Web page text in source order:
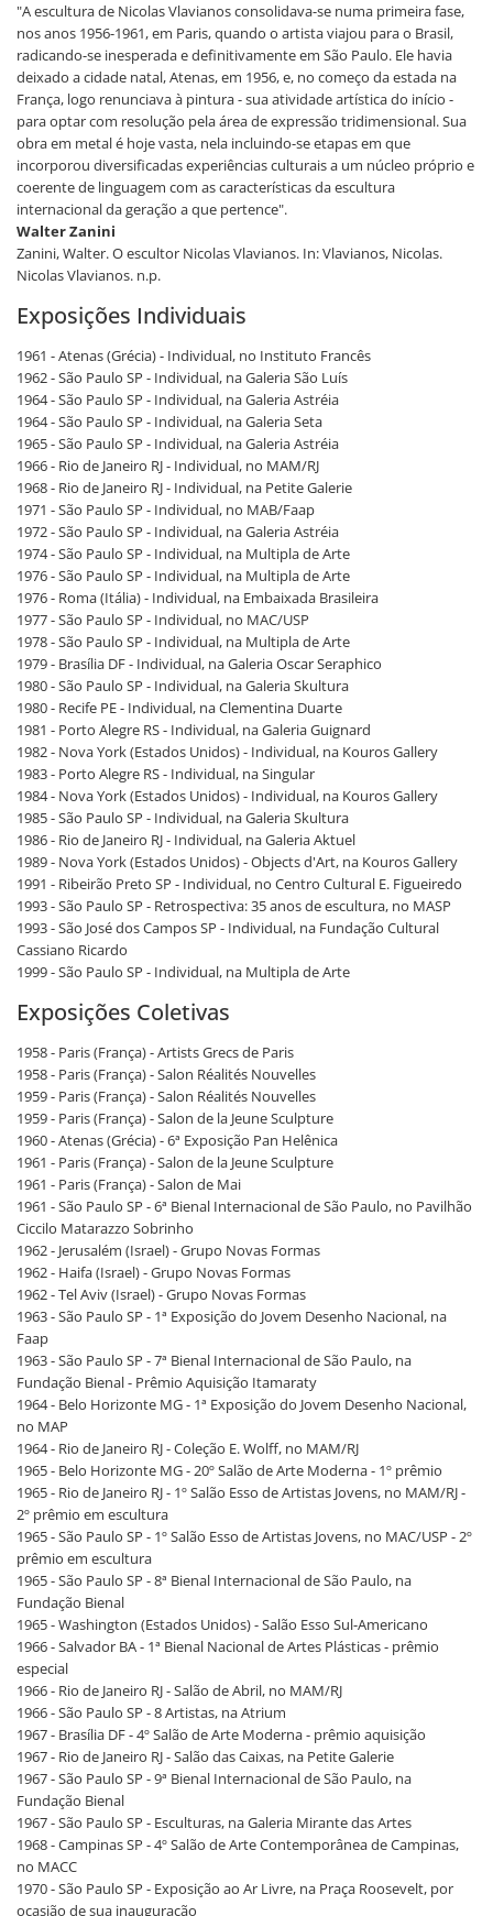
"A escultura de Nicolas Vlavianos consolidava-se numa primeira fase,
nos anos 1956-1961, em Paris, quando o artista viajou para o Brasil,
radicando-se inesperada e definitivamente em São Paulo. Ele havia
deixado a cidade natal, Atenas, em 1956, e, no começo da estada na
França, logo renunciava à pintura - sua atividade artística do início -
para optar com resolução pela área de expressão tridimensional. Sua
obra em metal é hoje vasta, nela incluindo-se etapas em que
incorporou diversificadas experiências culturais a um núcleo próprio e
coerente de linguagem com as características da escultura
internacional da geração a que pertence".
Walter Zanini
Zanini, Walter. O escultor Nicolas Vlavianos. In: Vlavianos, Nicolas.
Nicolas Vlavianos. n.p.
Exposições Individuais
1961 - Atenas (Grécia) - Individual, no Instituto Francês
1962 - São Paulo SP - Individual, na Galeria São Luís
1964 - São Paulo SP - Individual, na Galeria Astréia
1964 - São Paulo SP - Individual, na Galeria Seta
1965 - São Paulo SP - Individual, na Galeria Astréia
1966 - Rio de Janeiro RJ - Individual, no MAM/RJ
1968 - Rio de Janeiro RJ - Individual, na Petite Galerie
1971 - São Paulo SP - Individual, no MAB/Faap
1972 - São Paulo SP - Individual, na Galeria Astréia
1974 - São Paulo SP - Individual, na Multipla de Arte
1976 - São Paulo SP - Individual, na Multipla de Arte
1976 - Roma (Itália) - Individual, na Embaixada Brasileira
1977 - São Paulo SP - Individual, no MAC/USP
1978 - São Paulo SP - Individual, na Multipla de Arte
1979 - Brasília DF - Individual, na Galeria Oscar Seraphico
1980 - São Paulo SP - Individual, na Galeria Skultura
1980 - Recife PE - Individual, na Clementina Duarte
1981 - Porto Alegre RS - Individual, na Galeria Guignard
1982 - Nova York (Estados Unidos) - Individual, na Kouros Gallery
1983 - Porto Alegre RS - Individual, na Singular
1984 - Nova York (Estados Unidos) - Individual, na Kouros Gallery
1985 - São Paulo SP - Individual, na Galeria Skultura
1986 - Rio de Janeiro RJ - Individual, na Galeria Aktuel
1989 - Nova York (Estados Unidos) - Objects d'Art, na Kouros Gallery
1991 - Ribeirão Preto SP - Individual, no Centro Cultural E. Figueiredo
1993 - São Paulo SP - Retrospectiva: 35 anos de escultura, no MASP
1993 - São José dos Campos SP - Individual, na Fundação Cultural
Cassiano Ricardo
1999 - São Paulo SP - Individual, na Multipla de Arte
Exposições Coletivas
1958 - Paris (França) - Artists Grecs de Paris
1958 - Paris (França) - Salon Réalités Nouvelles
1959 - Paris (França) - Salon Réalités Nouvelles
1959 - Paris (França) - Salon de la Jeune Sculpture
1960 - Atenas (Grécia) - 6ª Exposição Pan Helênica
1961 - Paris (França) - Salon de la Jeune Sculpture
1961 - Paris (França) - Salon de Mai
1961 - São Paulo SP - 6ª Bienal Internacional de São Paulo, no Pavilhão
Ciccilo Matarazzo Sobrinho
1962 - Jerusalém (Israel) - Grupo Novas Formas
1962 - Haifa (Israel) - Grupo Novas Formas
1962 - Tel Aviv (Israel) - Grupo Novas Formas
1963 - São Paulo SP - 1ª Exposição do Jovem Desenho Nacional, na
Faap
1963 - São Paulo SP - 7ª Bienal Internacional de São Paulo, na
Fundação Bienal - Prêmio Aquisição Itamaraty
1964 - Belo Horizonte MG - 1ª Exposição do Jovem Desenho Nacional,
no MAP
1964 - Rio de Janeiro RJ - Coleção E. Wolff, no MAM/RJ
1965 - Belo Horizonte MG - 20º Salão de Arte Moderna - 1º prêmio
1965 - Rio de Janeiro RJ - 1º Salão Esso de Artistas Jovens, no MAM/RJ -
2º prêmio em escultura
1965 - São Paulo SP - 1º Salão Esso de Artistas Jovens, no MAC/USP - 2º
prêmio em escultura
1965 - São Paulo SP - 8ª Bienal Internacional de São Paulo, na
Fundação Bienal
1965 - Washington (Estados Unidos) - Salão Esso Sul-Americano
1966 - Salvador BA - 1ª Bienal Nacional de Artes Plásticas - prêmio
especial
1966 - Rio de Janeiro RJ - Salão de Abril, no MAM/RJ
1966 - São Paulo SP - 8 Artistas, na Atrium
1967 - Brasília DF - 4º Salão de Arte Moderna - prêmio aquisição
1967 - Rio de Janeiro RJ - Salão das Caixas, na Petite Galerie
1967 - São Paulo SP - 9ª Bienal Internacional de São Paulo, na
Fundação Bienal
1967 - São Paulo SP - Esculturas, na Galeria Mirante das Artes
1968 - Campinas SP - 4º Salão de Arte Contemporânea de Campinas,
no MACC
1970 - São Paulo SP - Exposição ao Ar Livre, na Praça Roosevelt, por
ocasião de sua inauguração